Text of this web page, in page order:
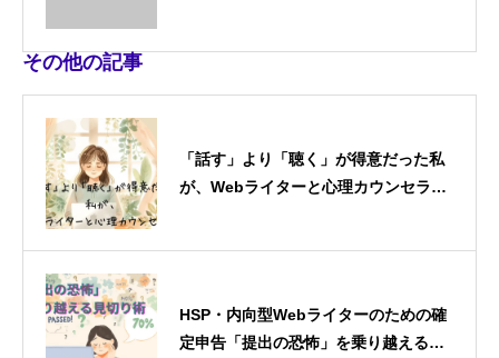
その他の記事
「話す」より「聴く」が得意だった私
が、Webライターと心理カウンセラー
HSP・内向型Webライターのための確
定申告「提出の恐怖」を乗り越える見